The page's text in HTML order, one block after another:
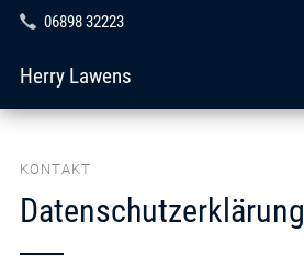
06898 32223
Herry Lawens
KONTAKT
Datenschutzerklärung